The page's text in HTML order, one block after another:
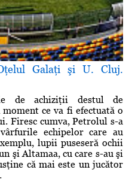
Galaţi şi U. Cluj.
de achiziţii destul de
ce va fi efectuată o
Firesc cumva, Petrolul s-a
echipelor care au
lupii puseseră ochii
şi Altamaa, cu care s-au şi
că mai este un jucător